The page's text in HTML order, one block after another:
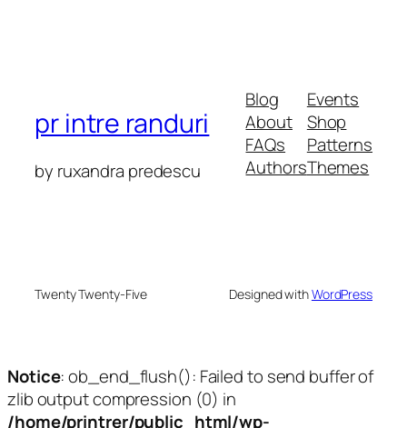
pr intre randuri
by ruxandra predescu
Blog
About
FAQs
Authors
Events
Shop
Patterns
Themes
Twenty Twenty-Five Designed withWordPress
Notice: ob_end_flush(): Failed to send buffer of
zlib output compression (0) in
/home/printrer/public_html/wp-